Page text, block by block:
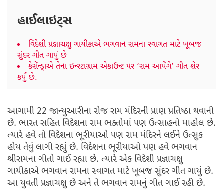
હાઈલાઇટ્સ
વિદેશી પ્રજ્ઞાચક્ષુ ગાયીકાએ ભગવાન રામના સ્વાગત માટે ખૂબજ
સુંદર ગીત ગાયું છે
કેસેંન્ડ્રાએ તેના ઇન્સ્ટાગ્રામ એકાઉન્ટ પર ‘રામ આયેંગે’ ગીત શેર
કર્યું છે.
આગામી 22 જાન્યુઆરીના રોજ રામ મંદિરની પ્રાણ પ્રતિષ્ઠા થવાની
છે. ભારત સહિત વિદેશના રામ ભક્તોમાં પણ ઉત્સાહનો માહોલ છે.
ત્યારે હવે તો વિદેશના ભૂરીયાઓ પણ રામ મંદિરને લઈને ઉત્સુક
હોય તેવું લાગી રહ્યું છે. વિદેશના ભૂરીયાઓ પણ હવે ભગવાન
શ્રીરામના ગીતો ગાઈ રહ્યા છે. ત્યારે એક વિદેશી પ્રજ્ઞાચક્ષુ
ગાયીકાએ ભગવાન રામના સ્વાગત માટે ખૂબજ સુંદર ગીત ગાયું છે.
આ યુવતી પ્રજ્ઞાચક્ષુ છે અને તે ભગવાન રામનું ગીત ગાઈ રહી છે.